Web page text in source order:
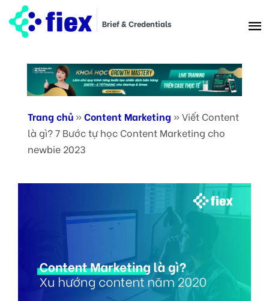
Brief & Credentials
Trang chủ »Content Marketing »Viết Content
là gì? 7 Bước tự học Content Marketing cho
newbie 2023